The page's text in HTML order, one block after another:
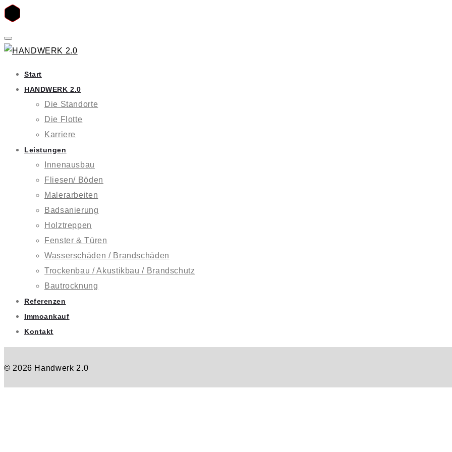
Skip
to
Start
HANDWERK 2.0
Die Standorte
Die Flotte
Karriere
Leistungen
Innenausbau
Fliesen/ Böden
Malerarbeiten
Badsanierung
Holztreppen
Fenster & Türen
Wasserschäden / Brandschäden
Trockenbau / Akustikbau / Brandschutz
Bautrocknung
Referenzen
Immoankauf
Kontakt
© 2026 Handwerk 2.0